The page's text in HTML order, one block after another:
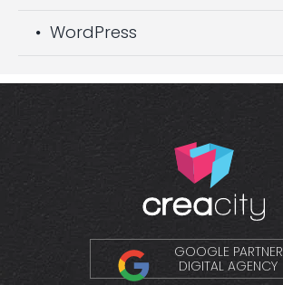
WordPress
GOOGLE PARTNER
DIGITAL AGENCY